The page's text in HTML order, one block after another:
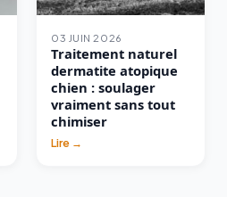
03 JUIN 2026
Traitement naturel
dermatite atopique
chien : soulager
vraiment sans tout
chimiser
Lire →